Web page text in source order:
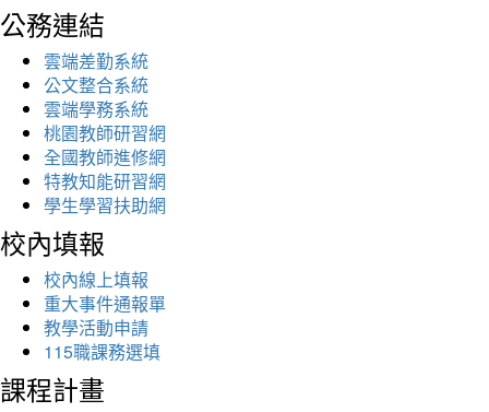
公務連結
雲端差勤系統
公文整合系統
雲端學務系統
桃園教師研習網
全國教師進修網
特教知能研習網
學生學習扶助網
校內填報
校內線上填報
重大事件通報單
教學活動申請
115職課務選填
課程計畫